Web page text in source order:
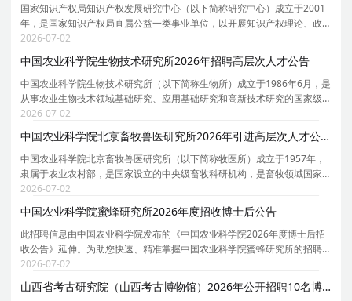
国家知识产权局知识产权发展研究中心（以下简称研究中心）成立于2001
年，是国家知识产权局直属公益一类事业单位，以开展知识产权理论、政
策和实务研究为主业，以服务支撑国家知识产权局党组科学决策和政策制
定为主责，并为各级政府和行业、企业提供知识产权
2026-07-02
中国农业科学院生物技术研究所2026年招聘高层次人才公告
中国农业科学院生物技术研究所（以下简称生物所）成立于1986年6月，是
从事农业生物技术领域基础研究、应用基础研究和高新技术研究的国家级
非营利性科研机构。研究所坚持四个面向，围绕农业微生物和作物生物育
种两大学科，以优质绿色基因挖掘与功能解析为基础
2026-07-02
中国农业科学院北京畜牧兽医研究所2026年引进高层次人才公告
中国农业科学院北京畜牧兽医研究所（以下简称牧医所）成立于1957年，
隶属于农业农村部，是国家设立的中央级畜牧科研机构，是畜牧领域国家
战略力量。研究所紧紧围绕国家食物安全、畜产品有效供给、畜牧业高质
量发展等国家重大需求，重点解决畜牧业生产中基础
2026-07-02
中国农业科学院蜜蜂研究所2026年度招收博士后公告
此招聘信息由中国农业科学院发布的《中国农业科学院2026年度博士后招
收公告》延伸。为助您快速、精准掌握中国农业科学院蜜蜂研究所的招聘
详情， 现特别针对中国农业科学院蜜蜂研究所的岗位信息与报考要点单独
说明。 为保证您获取的招聘信息完整且准确，请同
2026-07-02
山西省考古研究院（山西考古博物馆）2026年公开招聘10名博士研究生公告